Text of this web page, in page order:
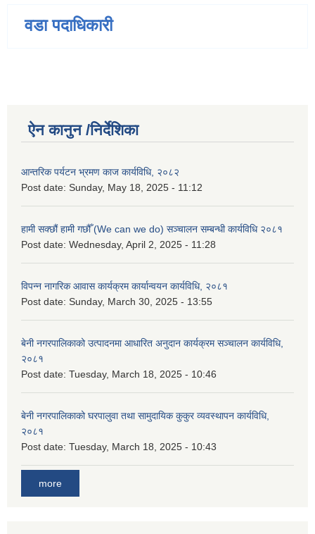
वडा पदाधिकारी
ऐन कानुन /निर्देशिका
आन्तरिक पर्यटन भ्रमण काज कार्यविधि, २०८२
Post date: Sunday, May 18, 2025 - 11:12
हामी सक्छौं हामी गछौँ (We can we do) सञ्चालन सम्बन्धी कार्यविधि २०८१
Post date: Wednesday, April 2, 2025 - 11:28
विपन्न नागरिक आवास कार्यक्रम कार्यान्वयन कार्यविधि, २०८१
Post date: Sunday, March 30, 2025 - 13:55
बेनी नगरपालिकाको उत्पादनमा आधारित अनुदान कार्यक्रम सञ्‍चालन कार्यविधि,
२०८१
Post date: Tuesday, March 18, 2025 - 10:46
बेनी नगरपालिकाको घरपालुवा तथा सामुदायिक कुकुर व्यवस्थापन कार्यविधि,
२०८१
Post date: Tuesday, March 18, 2025 - 10:43
more